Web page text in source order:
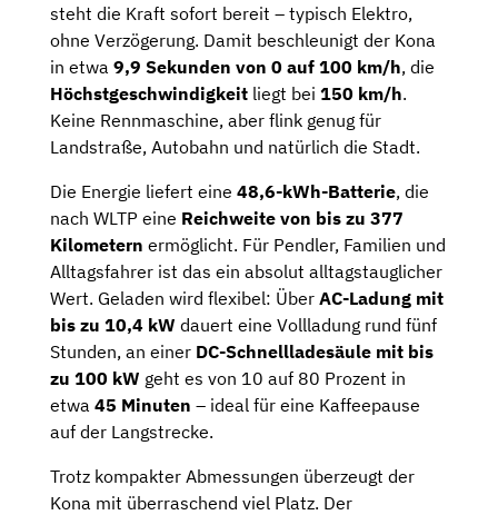
steht die Kraft sofort bereit – typisch Elektro,
ohne Verzögerung. Damit beschleunigt der Kona
in etwa 9,9 Sekunden von 0 auf 100 km/h, die
Höchstgeschwindigkeit liegt bei 150 km/h.
Keine Rennmaschine, aber flink genug für
Landstraße, Autobahn und natürlich die Stadt.
Die Energie liefert eine 48,6-kWh-Batterie, die
nach WLTP eine Reichweite von bis zu 377
Kilometern ermöglicht. Für Pendler, Familien und
Alltagsfahrer ist das ein absolut alltagstauglicher
Wert. Geladen wird flexibel: Über AC-Ladung mit
bis zu 10,4 kW dauert eine Vollladung rund fünf
Stunden, an einer DC-Schnellladesäule mit bis
zu 100 kW geht es von 10 auf 80 Prozent in
etwa 45 Minuten – ideal für eine Kaffeepause
auf der Langstrecke.
Trotz kompakter Abmessungen überzeugt der
Kona mit überraschend viel Platz. Der